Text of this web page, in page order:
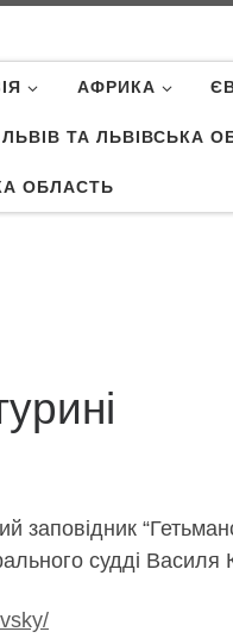
АФРИКА
ЛЬВІВ ТА ЛЬВІВСЬКА
ОБЛАСТЬ
заповідник
судді Василя